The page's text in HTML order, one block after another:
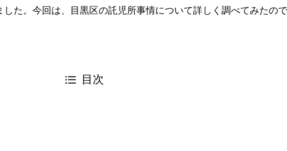
た。今回は、目黒区の託児所事情について詳しく調べてみたの
目次